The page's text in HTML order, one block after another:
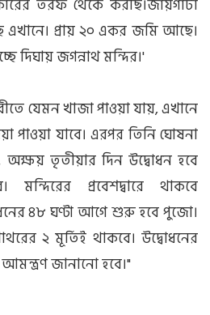
তরফ থেকে করছি।জায়গাটা
প্রায় ২০ একর জমি আছে।
দিঘায় জগন্নাথ মন্দির।'
যেমন খাজা পাওয়া যায়, এখানে
পাওয়া যাবে। এরপর তিনি ঘোষনা
অক্ষয় তৃতীয়ার দিন উদ্বোধন হবে
মন্দিরের প্রবেশদ্বারে থাকবে
৪৮ ঘণ্টা আগে শুরু হবে পুজো।
২ মূর্তিই থাকবে। উদ্বোধনের
জানানো হবে।"